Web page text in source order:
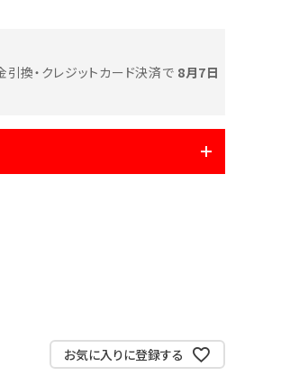
換・クレジットカード決済で 8月7日
お気に入りに登録する